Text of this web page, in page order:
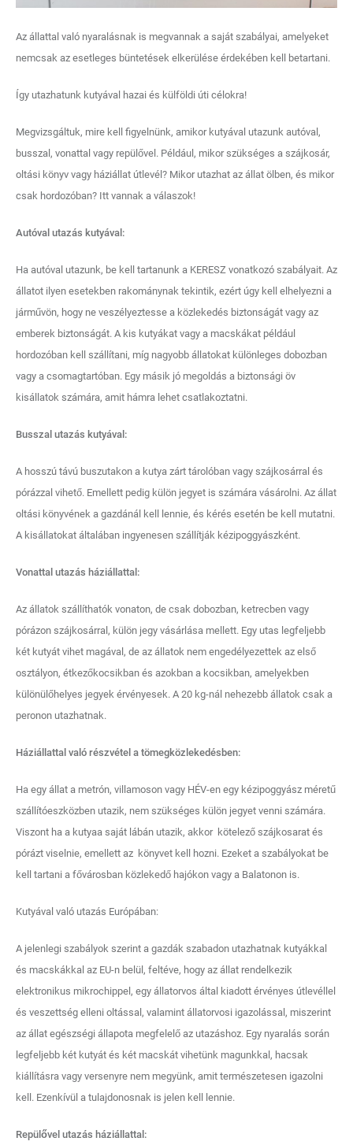
Az állattal való nyaralásnak is megvannak a saját szabályai, amelyeket
nemcsak az esetleges büntetések elkerülése érdekében kell betartani.
Így utazhatunk kutyával hazai és külföldi úti célokra!
Megvizsgáltuk, mire kell figyelnünk, amikor kutyával utazunk autóval,
busszal, vonattal vagy repülővel. Például, mikor szükséges a szájkosár,
oltási könyv vagy háziállat útlevél? Mikor utazhat az állat ölben, és mikor
csak hordozóban? Itt vannak a válaszok!
Autóval utazás kutyával:
Ha autóval utazunk, be kell tartanunk a KERESZ vonatkozó szabályait. Az
állatot ilyen esetekben rakománynak tekintik, ezért úgy kell elhelyezni a
járművön, hogy ne veszélyeztesse a közlekedés biztonságát vagy az
emberek biztonságát. A kis kutyákat vagy a macskákat például
hordozóban kell szállítani, míg nagyobb állatokat különleges dobozban
vagy a csomagtartóban. Egy másik jó megoldás a biztonsági öv
kisállatok számára, amit hámra lehet csatlakoztatni.
Busszal utazás kutyával:
A hosszú távú buszutakon a kutya zárt tárolóban vagy szájkosárral és
pórázzal vihető. Emellett pedig külön jegyet is számára vásárolni. Az állat
oltási könyvének a gazdánál kell lennie, és kérés esetén be kell mutatni.
A kisállatokat általában ingyenesen szállítják kézipoggyászként.
Vonattal utazás háziállattal:
Az állatok szállíthatók vonaton, de csak dobozban, ketrecben vagy
pórázon szájkosárral, külön jegy vásárlása mellett. Egy utas legfeljebb
két kutyát vihet magával, de az állatok nem engedélyezettek az első
osztályon, étkezőkocsikban és azokban a kocsikban, amelyekben
különülőhelyes jegyek érvényesek. A 20 kg-nál nehezebb állatok csak a
peronon utazhatnak.
Háziállattal való részvétel a tömegközlekedésben:
Ha egy állat a metrón, villamoson vagy HÉV-en egy kézipoggyász méretű
szállítóeszközben utazik, nem szükséges külön jegyet venni számára.
Viszont ha a kutyaa saját lábán utazik, akkor kötelező szájkosarat és
pórázt viselnie, emellett az könyvet kell hozni. Ezeket a szabályokat be
kell tartani a fővárosban közlekedő hajókon vagy a Balatonon is.
Kutyával való utazás Európában:
A jelenlegi szabályok szerint a gazdák szabadon utazhatnak kutyákkal
és macskákkal az EU-n belül, feltéve, hogy az állat rendelkezik
elektronikus mikrochippel, egy állatorvos által kiadott érvényes útlevéllel
és veszettség elleni oltással, valamint állatorvosi igazolással, miszerint
az állat egészségi állapota megfelelő az utazáshoz. Egy nyaralás során
legfeljebb két kutyát és két macskát vihetünk magunkkal, hacsak
kiállításra vagy versenyre nem megyünk, amit természetesen igazolni
kell. Ezenkívül a tulajdonosnak is jelen kell lennie.
Repülővel utazás háziállattal: